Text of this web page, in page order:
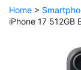
Home >
iPhone 17 512GB